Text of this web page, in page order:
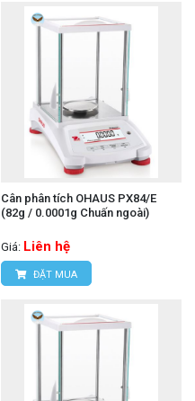
Cân phân tích OHAUS PX84/E
(82g / 0.0001g Chuấn ngoài)
Giá: Liên hệ
ĐẶT MUA